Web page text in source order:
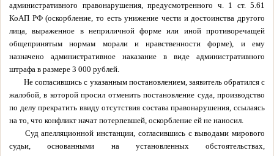
административного правонарушения, предусмотренного ч. 1 ст. 5.61
КоАП РФ (оскорбление, то есть унижение чести и достоинства другого
лица, выраженное в неприличной форме или иной противоречащей
общепринятым нормам морали и нравственности форме), и ему
назначено административное наказание в виде административного
штрафа в размере 3 000 рублей.
Не согласившись с указанным постановлением, заявитель обратился с
жалобой, в которой просил отменить постановление суда, производство
по делу прекратить ввиду отсутствия состава правонарушения, ссылаясь
на то, что конфликт начат потерпевшей, оскорбление ей не наносил.
Суд апелляционной инстанции, согласившись с выводами мирового
судьи, основанными на установленных обстоятельствах,